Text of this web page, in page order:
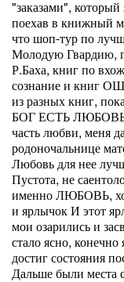
"заказами",
поехав в книжный
что шоп-тур по
Молодую Гвардию,
Р.Баха, книг по
сознание и книг
из разных книг,
БОГ ЕСТЬ
часть любви, меня
родоночальнице
Любовь для нее
Пустота, не
именно ЛЮБОВЬ,
и ярлычок И этот
мои озарились и
стало ясно, конечно
достиг состояния
Дальше были места